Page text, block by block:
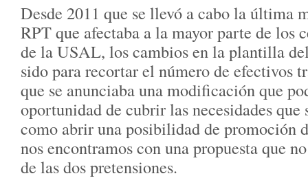
Desde 2011 que se llevó a cabo la última
RPT que afectaba a la mayor parte de los
de la USAL, los cambios en la plantilla
sido para recortar el número de efectivos
que se anunciaba una modificación que
oportunidad de cubrir las necesidades que
como abrir una posibilidad de promoción
nos encontramos con una propuesta que
de las dos pretensiones.